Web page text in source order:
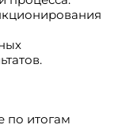
по итогам